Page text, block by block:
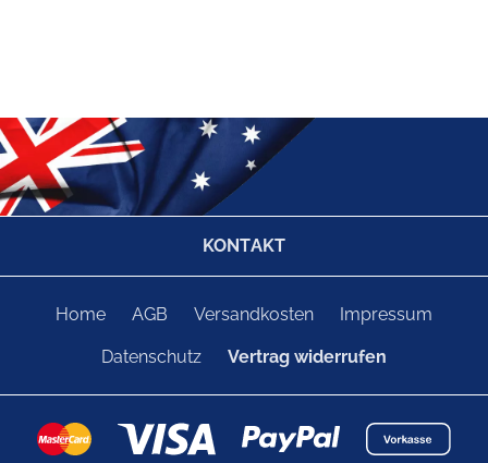
KONTAKT
Home AGB Versandkosten Impressum
Datenschutz Vertrag widerrufen